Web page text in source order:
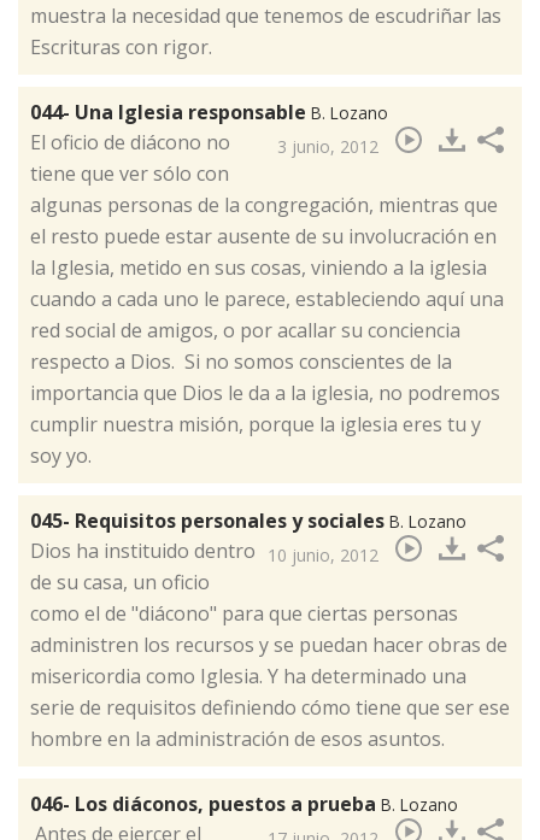
muestra la necesidad que tenemos de escudriñar las
Escrituras con rigor.
044- Una Iglesia responsable B. Lozano
3 junio, 2012
El oficio de diácono no
tiene que ver sólo con
algunas personas de la congregación, mientras que
el resto puede estar ausente de su involucración en
la Iglesia, metido en sus cosas, viniendo a la iglesia
cuando a cada uno le parece, estableciendo aquí una
red social de amigos, o por acallar su conciencia
respecto a Dios. Si no somos conscientes de la
importancia que Dios le da a la iglesia, no podremos
cumplir nuestra misión, porque la iglesia eres tu y
soy yo.
045- Requisitos personales y sociales B. Lozano
10 junio, 2012
​Dios ha instituido dentro
de su casa, un oficio
como el de "diácono" para que ciertas personas
administren los recursos y se puedan hacer obras de
misericordia como Iglesia. Y ha determinado una
serie de requisitos definiendo cómo tiene que ser ese
hombre en la administración de esos asuntos.
046- Los diáconos, puestos a prueba B. Lozano
​ Antes de ejercer el